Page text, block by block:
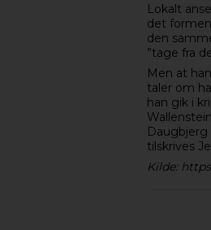
Lokalt
det
den
”tage fra
Men at
taler om
han gik i
tilskrives
Kilde: